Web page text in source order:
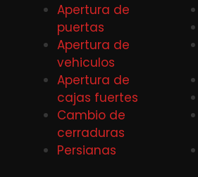
Apertura de
puertas
Apertura de
vehiculos
Apertura de
cajas fuertes
Cambio de
cerraduras
Persianas